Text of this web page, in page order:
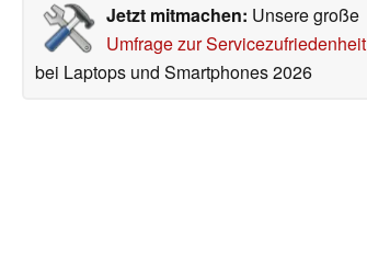
Jetzt mitmachen: Unsere große
Umfrage zur Servicezufriedenheit
bei Laptops und Smartphones 2026